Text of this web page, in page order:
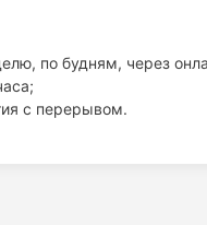
по будням, через
с перерывом.